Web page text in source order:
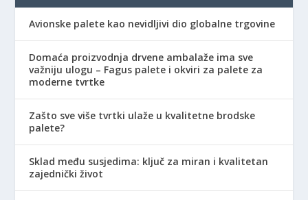
Avionske palete kao nevidljivi dio globalne trgovine
Domaća proizvodnja drvene ambalaže ima sve
važniju ulogu – Fagus palete i okviri za palete za
moderne tvrtke
Zašto sve više tvrtki ulaže u kvalitetne brodske
palete?
Sklad među susjedima: ključ za miran i kvalitetan
zajednički život